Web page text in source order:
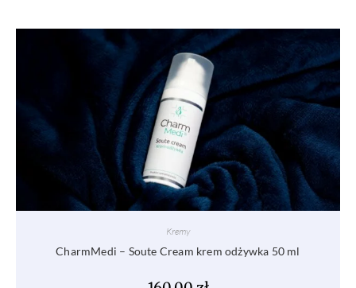
Kremy
CharmMedi – Soute Cream krem odżywka 50 ml